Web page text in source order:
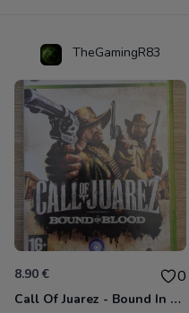
TheGamingR83
8.90 € 0
Call Of Juarez - Bound In Blood Xbox 360